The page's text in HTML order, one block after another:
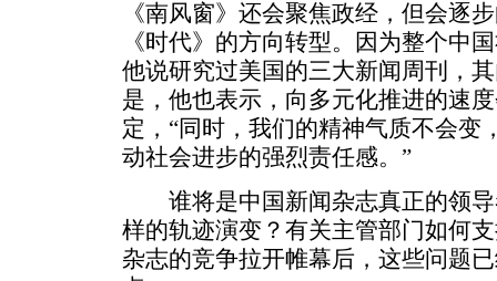
《南风窗》还会聚焦政经，但会逐
《时代》的方向转型。因为整个中
他说研究过美国的三大新闻周刊，
是，他也表示，向多元化推进的速
定，“同时，我们的精神气质不会变
动社会进步的强烈责任感。”
谁将是中国新闻杂志真正的领导
样的轨迹演变？有关主管部门如何
杂志的竞争拉开帷幕后，这些问题